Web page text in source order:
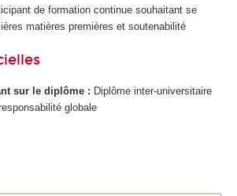
de formation continue souhaitant se
matières premières et soutenabilité
sur le diplôme : Diplôme inter-universitaire
globale